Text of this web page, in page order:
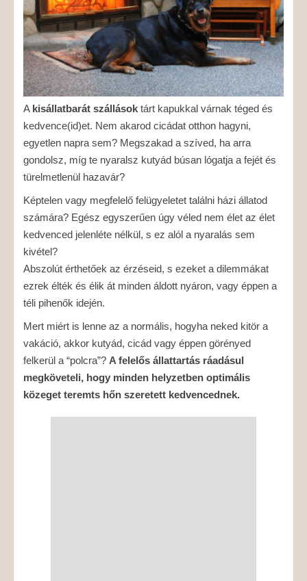
A kisállatbarát szállások tárt kapukkal várnak téged és
kedvence(id)et. Nem akarod cicádat otthon hagyni,
egyetlen napra sem? Megszakad a szíved, ha arra
gondolsz, míg te nyaralsz kutyád búsan lógatja a fejét és
türelmetlenül hazavár?
Képtelen vagy megfelelő felügyeletet találni házi állatod
számára? Egész egyszerűen úgy véled nem élet az élet
kedvenced jelenléte nélkül, s ez alól a nyaralás sem
kivétel?
Abszolút érthetőek az érzéseid, s ezeket a dilemmákat
ezrek élték és élik át minden áldott nyáron, vagy éppen a
téli pihenők idején.
Mert miért is lenne az a normális, hogyha neked kitör a
vakáció, akkor kutyád, cicád vagy éppen görényed
felkerül a “polcra”? A felelős állattartás ráadásul
megköveteli, hogy minden helyzetben optimális
közeget teremts hőn szeretett kedvencednek.